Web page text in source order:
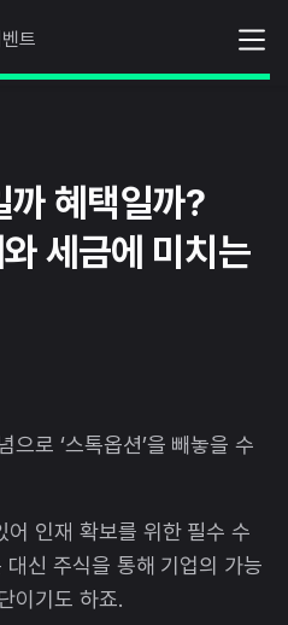
트
까 혜택일까?
세금에 미치는
로 ‘스톡옵션’을 빼놓을 수
인재 확보를 위한 필수 수
신 주식을 통해 기업의 가능
이기도 하죠.